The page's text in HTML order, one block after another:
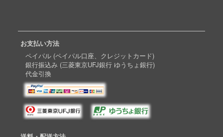
お支払い方法
ペイパル (ペイパル口座、クレジットカード)
銀行振込み (三菱東京UFJ銀行 ゆうちょ銀行)
代金引換